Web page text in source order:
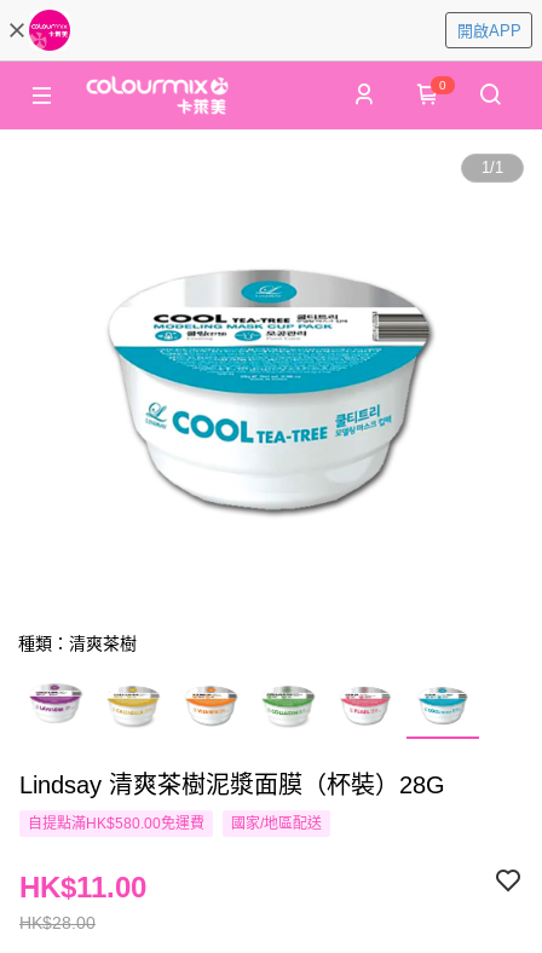
開啟APP
0
1/1
種類：清爽茶樹
Lindsay 清爽茶樹泥漿面膜（杯裝）28G
自提點滿HK$580.00免運費 國家/地區配送
HK$28.00
HK$11.00